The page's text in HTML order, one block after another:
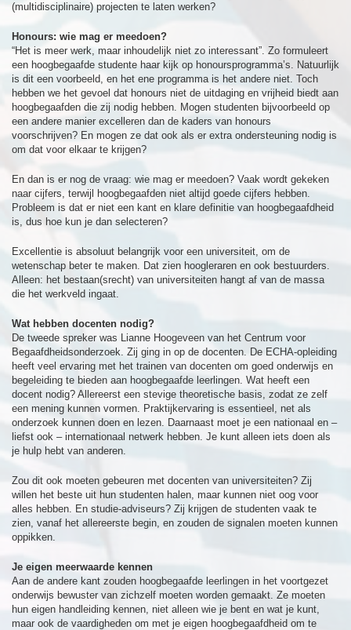
(multidisciplinaire) projecten te laten werken?
Honours: wie mag er meedoen?
“Het is meer werk, maar inhoudelijk niet zo interessant”. Zo formuleert
een hoogbegaafde studente haar kijk op honoursprogramma’s. Natuurlijk
is dit een voorbeeld, en het ene programma is het andere niet. Toch
hebben we het gevoel dat honours niet de uitdaging en vrijheid biedt aan
hoogbegaafden die zij nodig hebben. Mogen studenten bijvoorbeeld op
een andere manier excelleren dan de kaders van honours
voorschrijven? En mogen ze dat ook als er extra ondersteuning nodig is
om dat voor elkaar te krijgen?
En dan is er nog de vraag: wie mag er meedoen? Vaak wordt gekeken
naar cijfers, terwijl hoogbegaafden niet altijd goede cijfers hebben.
Probleem is dat er niet een kant en klare definitie van hoogbegaafdheid
is, dus hoe kun je dan selecteren?
Excellentie is absoluut belangrijk voor een universiteit, om de
wetenschap beter te maken. Dat zien hoogleraren en ook bestuurders.
Alleen: het bestaan(srecht) van universiteiten hangt af van de massa
die het werkveld ingaat.
Wat hebben docenten nodig?
De tweede spreker was Lianne Hoogeveen van het Centrum voor
Begaafdheidsonderzoek. Zij ging in op de docenten. De ECHA-opleiding
heeft veel ervaring met het trainen van docenten om goed onderwijs en
begeleiding te bieden aan hoogbegaafde leerlingen. Wat heeft een
docent nodig? Allereerst een stevige theoretische basis, zodat ze zelf
een mening kunnen vormen. Praktijkervaring is essentieel, net als
onderzoek kunnen doen en lezen. Daarnaast moet je een nationaal en –
liefst ook – internationaal netwerk hebben. Je kunt alleen iets doen als
je hulp hebt van anderen.
Zou dit ook moeten gebeuren met docenten van universiteiten? Zij
willen het beste uit hun studenten halen, maar kunnen niet oog voor
alles hebben. En studie-adviseurs? Zij krijgen de studenten vaak te
zien, vanaf het allereerste begin, en zouden de signalen moeten kunnen
oppikken.
Je eigen meerwaarde kennen
Aan de andere kant zouden hoogbegaafde leerlingen in het voortgezet
onderwijs bewuster van zichzelf moeten worden gemaakt. Ze moeten
hun eigen handleiding kennen, niet alleen wie je bent en wat je kunt,
maar ook de vaardigheden om met je eigen hoogbegaafdheid om te